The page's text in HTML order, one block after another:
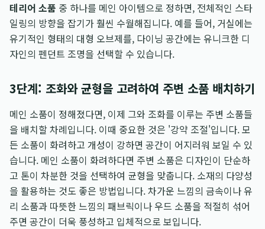
테리어 소품 중 하나를 메인 아이템으로 정하면, 전체적인 스타
일링의 방향을 잡기가 훨씬 수월해집니다. 예를 들어, 거실에는
유기적인 형태의 대형 오브제를, 다이닝 공간에는 유니크한 디
자인의 펜던트 조명을 선택할 수 있습니다.
3단계: 조화와 균형을 고려하여 주변 소품 배치하기
메인 소품이 정해졌다면, 이제 그와 조화를 이루는 주변 소품들
을 배치할 차례입니다. 이때 중요한 것은 '강약 조절'입니다. 모
든 소품이 화려하고 개성이 강하면 공간이 어지러워 보일 수 있
습니다. 메인 소품이 화려하다면 주변 소품은 디자인이 단순하
고 톤이 차분한 것을 선택하여 균형을 맞춥니다. 소재의 다양성
을 활용하는 것도 좋은 방법입니다. 차가운 느낌의 금속이나 유
리 소품과 따뜻한 느낌의 패브릭이나 우드 소품을 적절히 섞어
주면 공간이 더욱 풍성하고 입체적으로 보입니다.